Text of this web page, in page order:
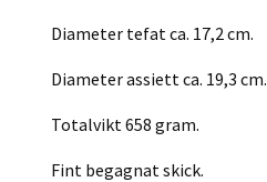
Diameter tefat ca. 17,2 cm.
Diameter assiett ca. 19,3 cm.
Totalvikt 658 gram.
Fint begagnat skick.